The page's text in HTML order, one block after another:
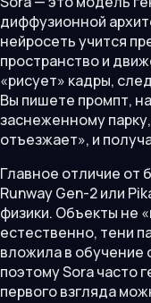
диффузионной
нейросеть учится
пространство и
«рисует» кадры,
Вы пишете промпт,
заснеженному
отъезжает», и
Главное отличие от
Runway Gen-2 или
физики. Объекты не
естественно, тени
вложила в
поэтому Sora часто
первого взгляда